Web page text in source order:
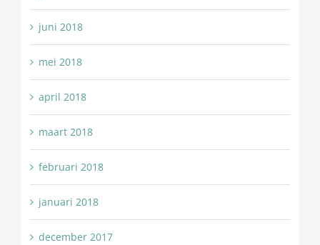
juni 2018
mei 2018
april 2018
maart 2018
februari 2018
januari 2018
december 2017